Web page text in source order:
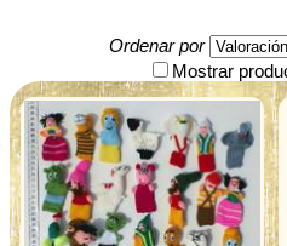
Ordenar por
Mostrar